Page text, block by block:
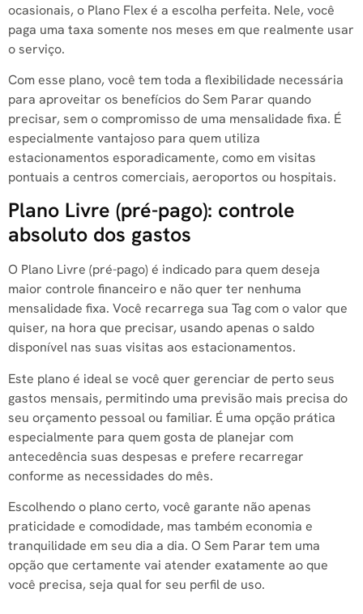
ocasionais, o Plano Flex é a escolha perfeita. Nele, você
paga uma taxa somente nos meses em que realmente usar
o serviço.
Com esse plano, você tem toda a flexibilidade necessária
para aproveitar os benefícios do Sem Parar quando
precisar, sem o compromisso de uma mensalidade fixa. É
especialmente vantajoso para quem utiliza
estacionamentos esporadicamente, como em visitas
pontuais a centros comerciais, aeroportos ou hospitais.
Plano Livre (pré-pago): controle
absoluto dos gastos
O Plano Livre (pré-pago) é indicado para quem deseja
maior controle financeiro e não quer ter nenhuma
mensalidade fixa. Você recarrega sua Tag com o valor que
quiser, na hora que precisar, usando apenas o saldo
disponível nas suas visitas aos estacionamentos.
Este plano é ideal se você quer gerenciar de perto seus
gastos mensais, permitindo uma previsão mais precisa do
seu orçamento pessoal ou familiar. É uma opção prática
especialmente para quem gosta de planejar com
antecedência suas despesas e prefere recarregar
conforme as necessidades do mês.
Escolhendo o plano certo, você garante não apenas
praticidade e comodidade, mas também economia e
tranquilidade em seu dia a dia. O Sem Parar tem uma
opção que certamente vai atender exatamente ao que
você precisa, seja qual for seu perfil de uso.